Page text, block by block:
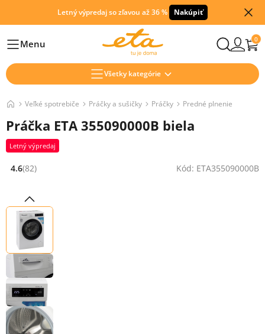
Letný výpredaj so zľavou až 36 % Nakúpiť
HlavníMenu 0
Všetky kategórie
Veľké spotrebiče Práčky a sušičky Práčky Predné plnenie
Práčka ETA 355090000B biela
Letný výpredaj
Hodnocení: 4.6 z 5 (82 recenzí)
4.6(82) Kód: ETA355090000B